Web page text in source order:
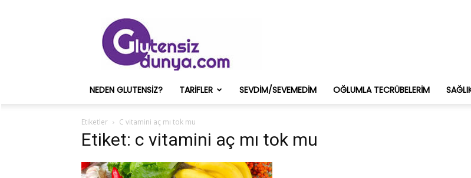
ve
Onun
Sağlık
Deneyimleri
NEDEN GLUTENSIZ? TARIFLER SEVDIM/SEVEMEDIM OĞLUMLA TECRÜBELERIM
Etiketler C vitamini aç mı tok mu
Etiket: c vitamini aç mı tok mu